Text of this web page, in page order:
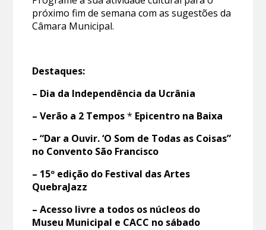
próximo fim de semana com as sugestões da
Câmara Municipal.
Destaques:
– Dia da Independência da Ucrânia
– Verão a 2 Tempos* Epicentro na Baixa
– “Dar a Ouvir. ‘O Som de Todas as Coisas”
no Convento São Francisco
– 15º edição do Festival das Artes
QuebraJazz
– Acesso livre a todos os núcleos do
Museu Municipal e CACC no sábado